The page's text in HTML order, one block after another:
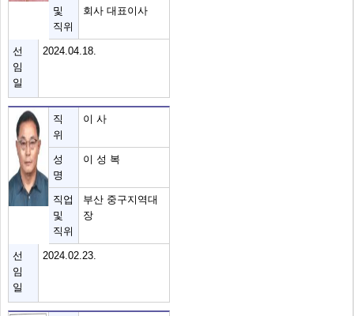
및
직위
회사 대표이사
선
임
일
2024.04.18.
직
위
이 사
성
명
이 성 복
직업
및
직위
부산 중구지역대
장
선
임
일
2024.02.23.